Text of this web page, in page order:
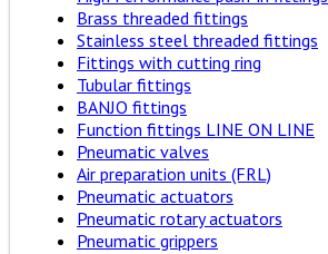
Brass threaded fittings
Stainless steel threaded fittings
Fittings with cutting ring
Tubular fittings
BANJO fittings
Function fittings LINE ON LINE
Pneumatic valves
Air preparation units (FRL)
Pneumatic actuators
Pneumatic rotary actuators
Pneumatic grippers